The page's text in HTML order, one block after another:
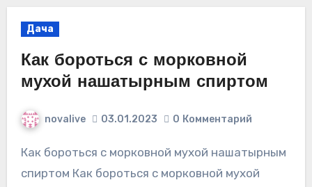
Дача
Как бороться с морковной
мухой нашатырным спиртом
novalive 03.01.2023 0 Комментарий
Как бороться с морковной мухой нашатырным
спиртом Как бороться с морковной мухой